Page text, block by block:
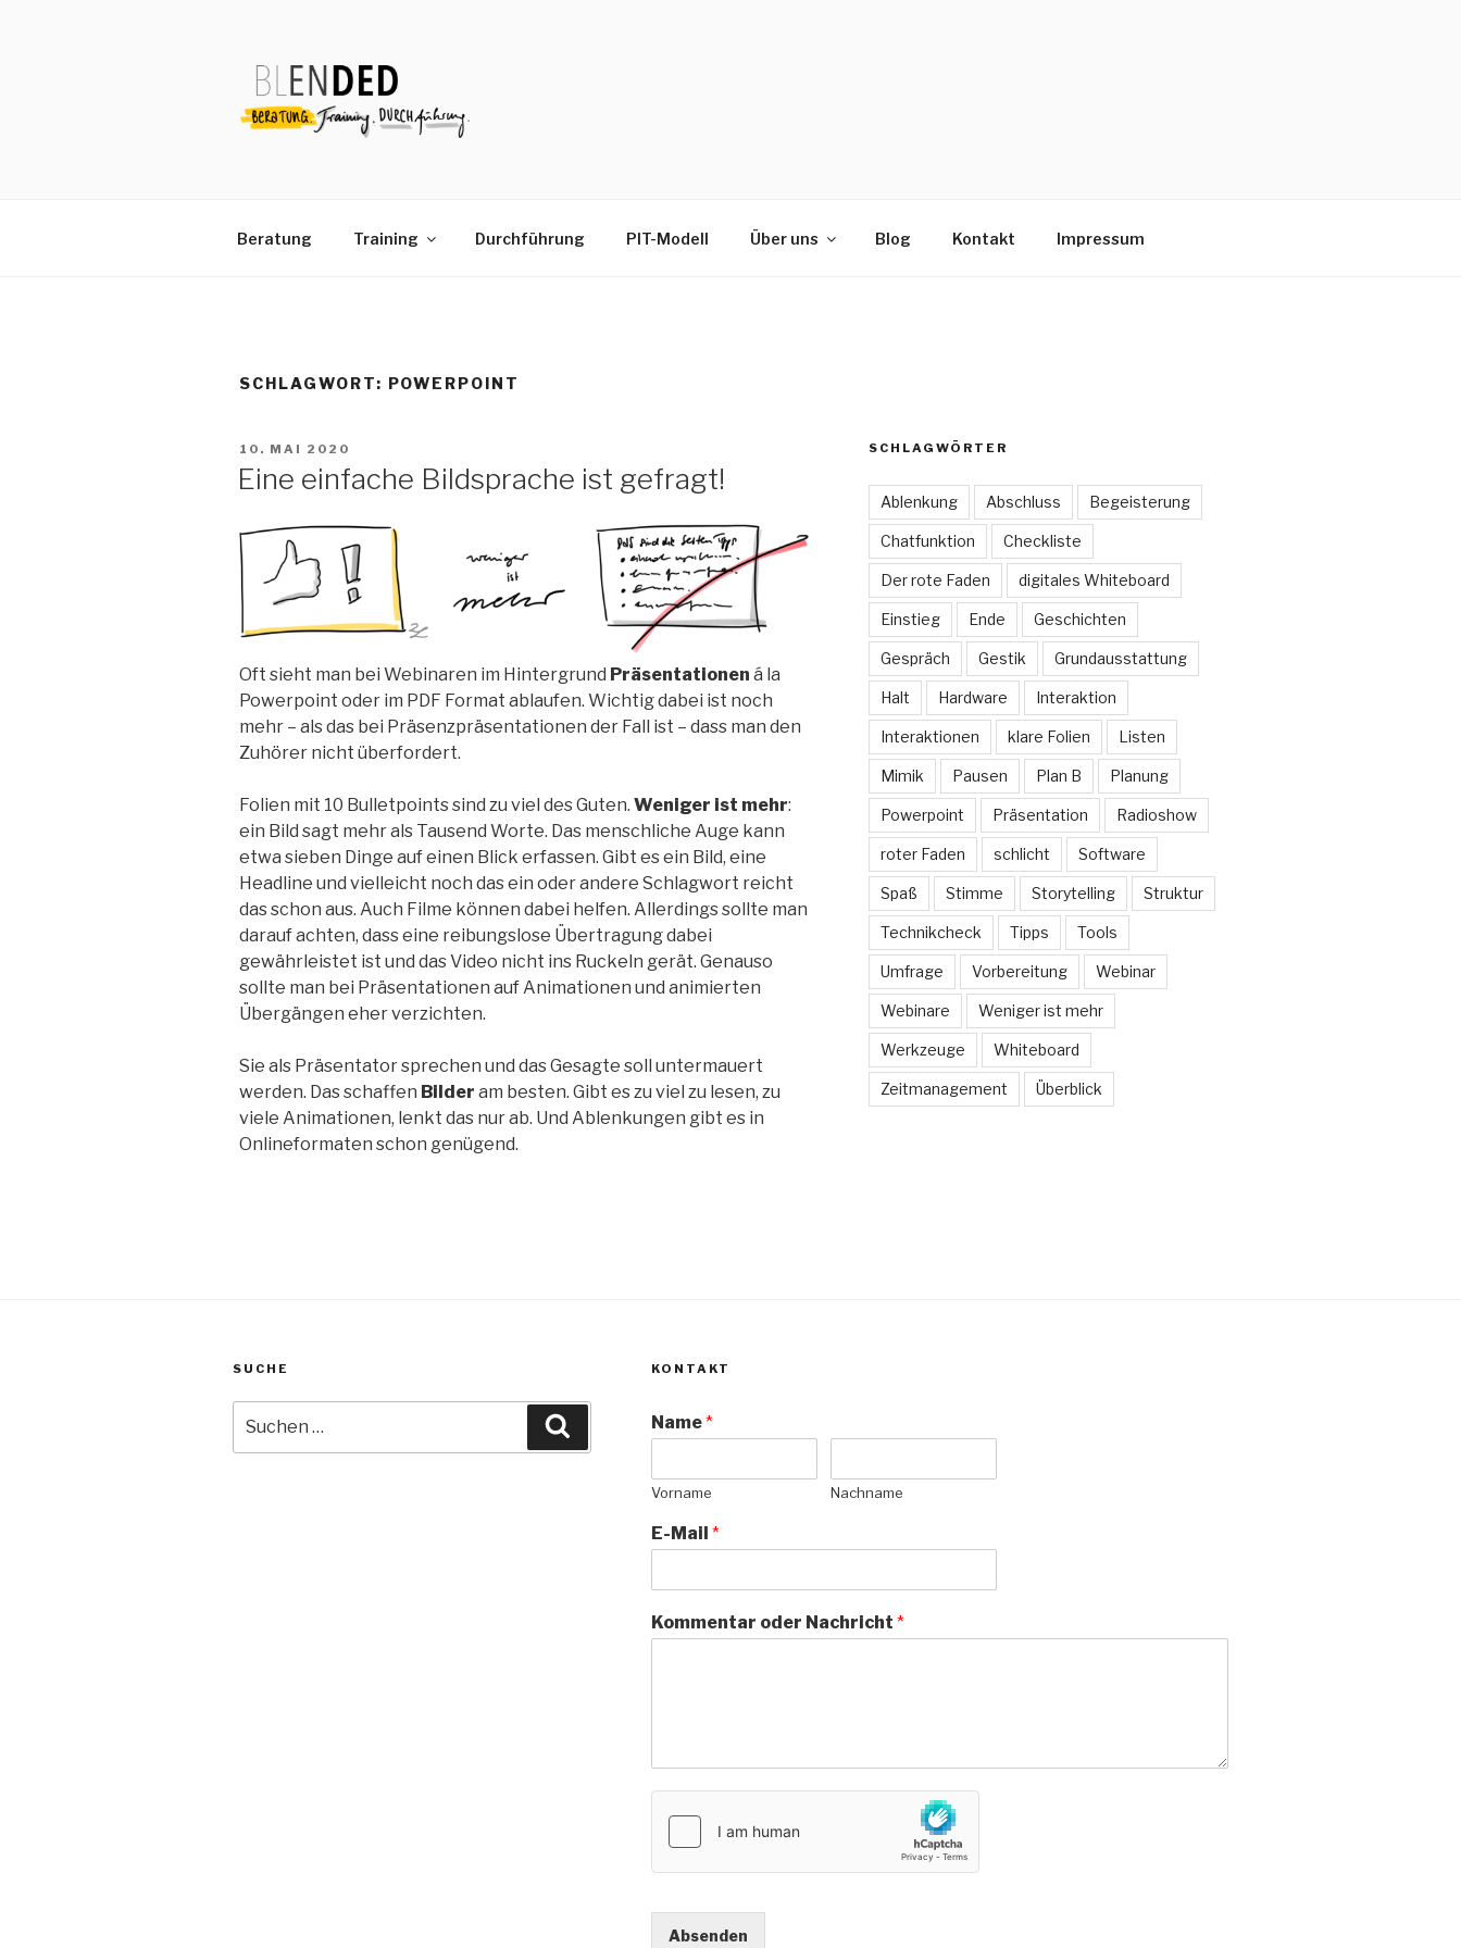
Beratung Training Durchführung PIT-Modell Über uns Blog Kontakt Impressum
SCHLAGWORT: POWERPOINT
VERÖFFENTLICHT
10. MAI 2020
Eine einfache Bildsprache ist gefragt!
Oft sieht man bei Webinaren im Hintergrund Präsentationen á la
Powerpoint oder im PDF Format ablaufen. Wichtig dabei ist noch
mehr – als das bei Präsenzpräsentationen der Fall ist – dass man den
Zuhörer nicht überfordert.
Folien mit 10 Bulletpoints sind zu viel des Guten. Weniger ist mehr:
ein Bild sagt mehr als Tausend Worte. Das menschliche Auge kann
etwa sieben Dinge auf einen Blick erfassen. Gibt es ein Bild, eine
Headline und vielleicht noch das ein oder andere Schlagwort reicht
das schon aus. Auch Filme können dabei helfen. Allerdings sollte man
darauf achten, dass eine reibungslose Übertragung dabei
gewährleistet ist und das Video nicht ins Ruckeln gerät. Genauso
sollte man bei Präsentationen auf Animationen und animierten
Übergängen eher verzichten.
Sie als Präsentator sprechen und das Gesagte soll untermauert
werden. Das schaffen Bilder am besten. Gibt es zu viel zu lesen, zu
viele Animationen, lenkt das nur ab. Und Ablenkungen gibt es in
Onlineformaten schon genügend.
SCHLAGWÖRTER
Ablenkung Abschluss Begeisterung
Chatfunktion Checkliste
Der rote Faden digitales Whiteboard
Einstieg Ende Geschichten
Gespräch Gestik Grundausstattung
Halt Hardware Interaktion
Interaktionen klare Folien Listen
Mimik Pausen Plan B Planung
Powerpoint Präsentation Radioshow
roter Faden schlicht Software
Spaß Stimme Storytelling Struktur
Technikcheck Tipps Tools
Umfrage Vorbereitung Webinar
Webinare Weniger ist mehr
Werkzeuge Whiteboard
Zeitmanagement Überblick
SUCHE
nach:
KONTAKT
Name*
Vorname Nachname
E-Mail *
Kommentar oder Nachricht *
Absenden